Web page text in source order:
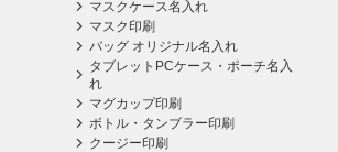
マスクケース名入れ
マスク印刷
バッグ オリジナル名入れ
タブレットPCケース・ポーチ名入
れ
マグカップ印刷
ボトル・タンブラー印刷
クージー印刷